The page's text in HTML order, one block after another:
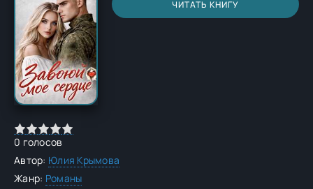
ЧИТАТЬ КНИГУ
0 голосов
Автор: Юлия Крымова
Жанр: Романы